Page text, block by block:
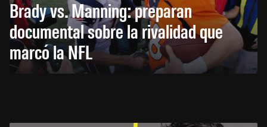
Brady vs. Manning: preparan
documental sobre la rivalidad que
marcó la NFL